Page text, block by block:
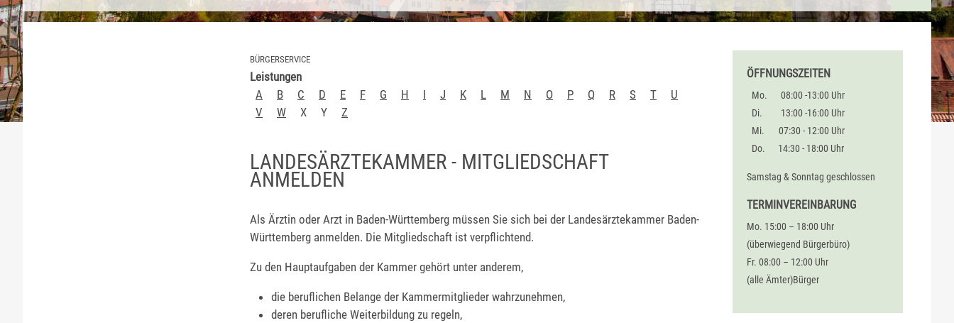
BÜRGERSERVICE
Leistungen
A
B C D E F G H I J K L M N O P Q R S T
U
V
W X Y Z
LANDESÄRZTEKAMMER - MITGLIEDSCHAFT
ANMELDEN
Als Ärztin oder Arzt in Baden-Württemberg müssen Sie sich bei der Landesärztekammer Baden-
Württemberg anmelden. Die Mitgliedschaft ist verpflichtend.
Zu den Hauptaufgaben der Kammer gehört unter anderem,
die beruflichen Belange der Kammermitglieder wahrzunehmen,
deren berufliche Weiterbildung zu regeln,
ÖFFNUNGSZEITEN
Mo.
08:00 -13:00 Uhr
Di.
13:00 -16:00 Uhr
Mi.
07:30 - 12:00 Uhr
Do.
14:30 - 18:00 Uhr
Samstag & Sonntag geschlossen
TERMINVEREINBARUNG
Mo. 15:00 – 18:00 Uhr
(überwiegend Bürgerbüro)
Fr. 08:00 – 12:00 Uhr
(alle Ämter)Bürger